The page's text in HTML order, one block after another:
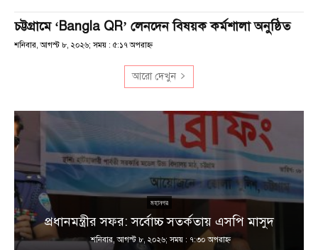
চট্টগ্রামে ‘Bangla QR’ লেনদেন বিষয়ক কর্মশালা অনুষ্ঠিত
শনিবার, আগস্ট ৮, ২০২৬; সময় : ৫:১৭ অপরাহ্ণ
আরো দেখুন
মহানগর
প্রধানমন্ত্রীর সফর: সর্বোচ্চ সতর্কতায় এসপি মাসুদ
শনিবার, আগস্ট ৮, ২০২৬; সময় : ৭:৩০ অপরাহ্ণ